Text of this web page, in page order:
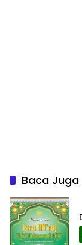
Baca Juga